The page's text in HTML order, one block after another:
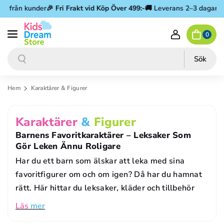
Gå vidare till innehåll
kunder🎉Fri Frakt vid Köp Över 499:-🚚 Leverans 2–3 dagar⭐
Sök Sök
0
Hem Karaktärer & Figurer
P
R
O
D
U
K
T
Karaktärer & Figurer
Barnens Favoritkaraktärer – Leksaker Som
Gör Leken Ännu Roligare
Har du ett barn som älskar att leka med sina
favoritfigurer om och om igen? Då har du hamnat
rätt. Här hittar du leksaker, kläder och tillbehör
Läs mer